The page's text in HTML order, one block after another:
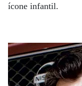
ícone infantil.